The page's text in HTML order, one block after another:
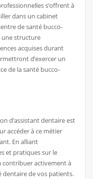
s’offrent à
dans un cabinet
de santé bucco-
une structure
acquises durant
d’exercer un
de la santé bucco-
d’assistant dentaire est
accéder à ce métier
En alliant
et pratiques sur le
contribuer activement à
dentaire de vos patients.